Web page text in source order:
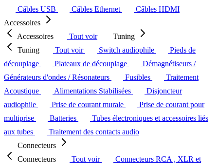
Câbles USB
Câbles Ethernet
Câbles HDMI
Accessoires
Accessoires
Tout voir
Tuning
Tuning
Tout voir Switch audiophile
Pieds de
découplage
Plateaux de découplage
Démagnétiseurs /
Générateurs d'ondes / Résonateurs
Fusibles
Traitement
Acoustique
Alimentations Stabilisées
Disjoncteur
audiophile
Prise de courant murale
Prise de courant pour
multiprise
Batteries
Tubes électroniques et accessoires liés
aux tubes
Traitement des contacts audio
Connecteurs
Connecteurs
Tout voir
Connecteurs RCA , XLR et